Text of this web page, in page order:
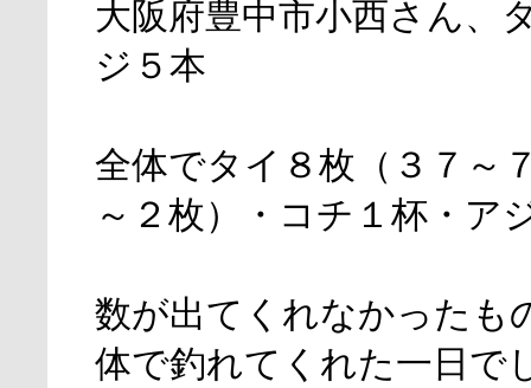
大阪府豊中市小西さん、
ジ５本
全体でタイ８枚（３７～
～２枚）・コチ１杯・ア
数が出てくれなかったも
体で釣れてくれた一日で